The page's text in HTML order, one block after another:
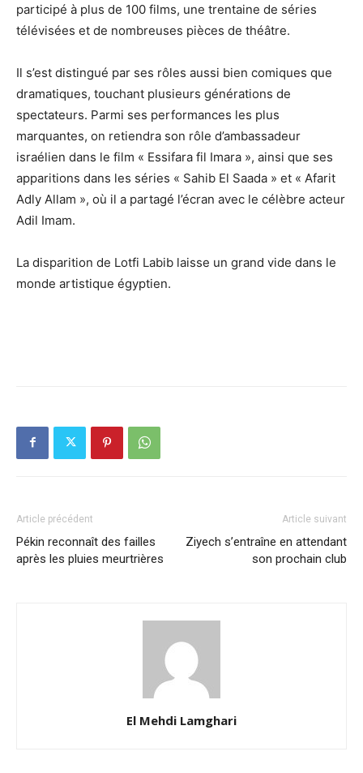
participé à plus de 100 films, une trentaine de séries
télévisées et de nombreuses pièces de théâtre.
Il s’est distingué par ses rôles aussi bien comiques que
dramatiques, touchant plusieurs générations de
spectateurs. Parmi ses performances les plus
marquantes, on retiendra son rôle d’ambassadeur
israélien dans le film « Essifara fil Imara », ainsi que ses
apparitions dans les séries « Sahib El Saada » et « Afarit
Adly Allam », où il a partagé l’écran avec le célèbre acteur
Adil Imam.
La disparition de Lotfi Labib laisse un grand vide dans le
monde artistique égyptien.
Article précédent
Pékin reconnaît des failles
après les pluies meurtrières
Article suivant
Ziyech s’entraîne en attendant
son prochain club
El Mehdi Lamghari